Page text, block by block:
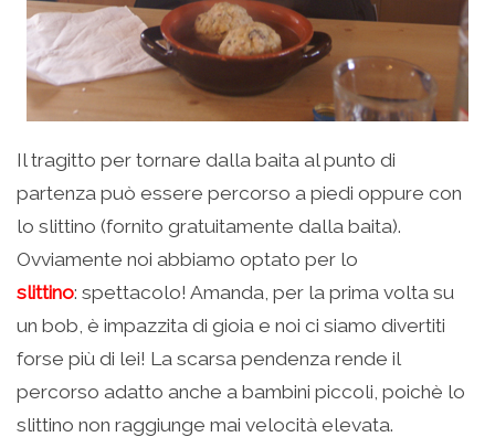
Il tragitto per tornare dalla baita al punto di
partenza può essere percorso a piedi oppure con
lo slittino (fornito gratuitamente dalla baita).
Ovviamente noi abbiamo optato per lo
slittino: spettacolo! Amanda, per la prima volta su
un bob, è impazzita di gioia e noi ci siamo divertiti
forse più di lei! La scarsa pendenza rende il
percorso adatto anche a bambini piccoli, poichè lo
slittino non raggiunge mai velocità elevata.